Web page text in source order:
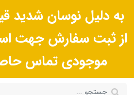
به دلیل نوسان شدید
از ثبت سفارش جهت
موجودی تماس